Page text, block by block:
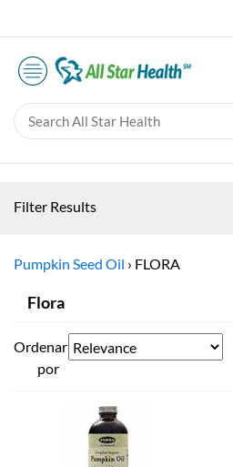
Filter Results
Pumpkin Seed Oil › FLORA
Flora
Ordenar
por